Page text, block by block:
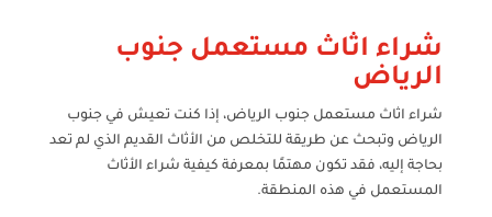
شراء اثاث مستعمل جنوب
الرياض
شراء اثاث مستعمل جنوب الرياض، إذا كنت تعيش في جنوب
الرياض وتبحث عن طريقة للتخلص من الأثاث القديم الذي لم تعد
بحاجة إليه، فقد تكون مهتمًا بمعرفة كيفية شراء الأثاث
المستعمل في هذه المنطقة.